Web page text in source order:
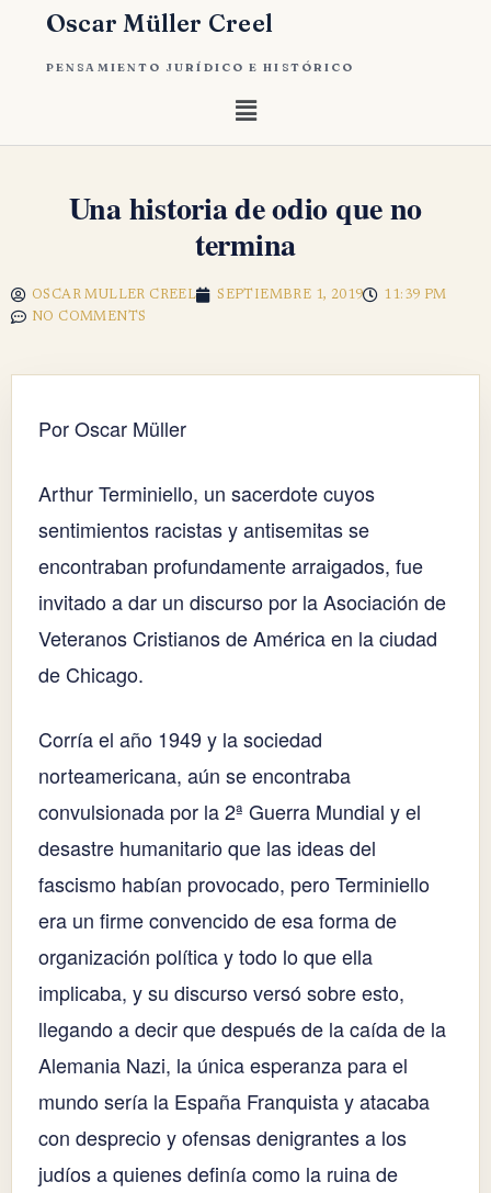
Oscar Müller Creel
PENSAMIENTO JURÍDICO E HISTÓRICO
Una historia de odio que no
termina
OSCAR MULLER CREEL SEPTIEMBRE 1, 2019
11:39 PM
NO COMMENTS
Por Oscar Müller
Arthur Terminiello, un sacerdote cuyos
sentimientos racistas y antisemitas se
encontraban profundamente arraigados, fue
invitado a dar un discurso por la Asociación de
Veteranos Cristianos de América en la ciudad
de Chicago.
Corría el año 1949 y la sociedad
norteamericana, aún se encontraba
convulsionada por la 2ª Guerra Mundial y el
desastre humanitario que las ideas del
fascismo habían provocado, pero Terminiello
era un firme convencido de esa forma de
organización política y todo lo que ella
implicaba, y su discurso versó sobre esto,
llegando a decir que después de la caída de la
Alemania Nazi, la única esperanza para el
mundo sería la España Franquista y atacaba
con desprecio y ofensas denigrantes a los
judíos a quienes definía como la ruina de